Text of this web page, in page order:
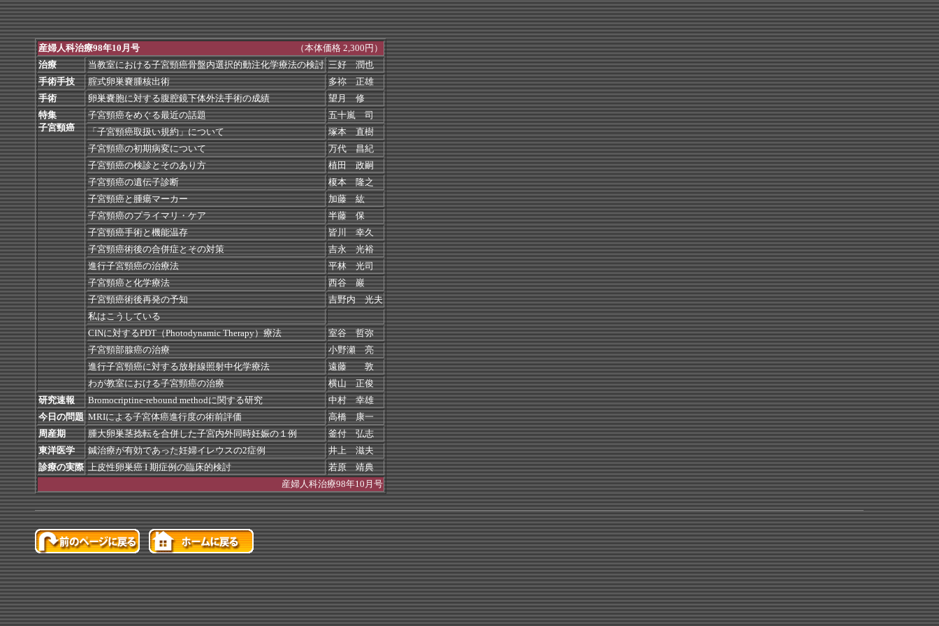
産婦人科治療98年10月号
（本体価格 2,300円）
治療
当教室における子宮頸癌骨盤内選択的動注化学療法の検討 三好 潤也
手術手技
腟式卵巣嚢腫核出術
多祢 正雄
手術
卵巣嚢胞に対する腹腔鏡下体外法手術の成績
望月 修
特集
子宮頸癌
子宮頸癌をめぐる最近の話題
五十嵐 司
「子宮頸癌取扱い規約」について
塚本 直樹
子宮頸癌の初期病変について
万代 昌紀
子宮頸癌の検診とそのあり方
植田 政嗣
子宮頸癌の遺伝子診断
榎本 隆之
子宮頸癌と腫瘍マーカー
加藤 紘
子宮頸癌のプライマリ・ケア
半藤 保
子宮頸癌手術と機能温存
皆川 幸久
子宮頸癌術後の合併症とその対策
吉永 光裕
進行子宮頸癌の治療法
平林 光司
子宮頸癌と化学療法
西谷 巖
子宮頸癌術後再発の予知
吉野内 光夫
私はこうしている
CINに対するPDT（Photodynamic Therapy）療法
室谷 哲弥
子宮頸部腺癌の治療
小野瀬 亮
進行子宮頸癌に対する放射線照射中化学療法
遠藤 敦
わが教室における子宮頸癌の治療
横山 正俊
研究速報
Bromocriptine-rebound methodに関する研究
中村 幸雄
今日の問題 MRIによる子宮体癌進行度の術前評価
高橋 康一
周産期
腫大卵巣茎捻転を合併した子宮内外同時妊娠の１例
釜付 弘志
東洋医学
鍼治療が有効であった妊婦イレウスの2症例
井上 滋夫
診療の実際 上皮性卵巣癌 I 期症例の臨床的検討
若原 靖典
産婦人科治療98年10月号